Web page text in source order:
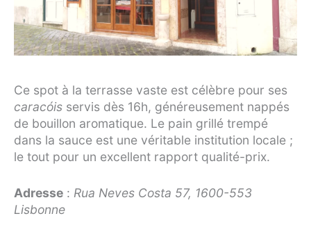
Ce spot à la terrasse vaste est célèbre pour ses
caracóis servis dès 16h, généreusement nappés
de bouillon aromatique. Le pain grillé trempé
dans la sauce est une véritable institution locale ;
le tout pour un excellent rapport qualité-prix.
Adresse : Rua Neves Costa 57, 1600-553
Lisbonne